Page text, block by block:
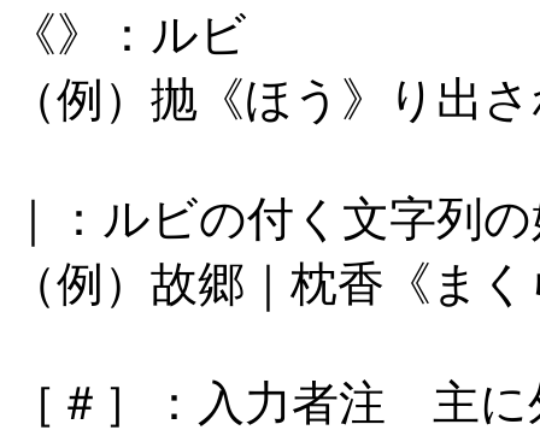
《》：ルビ
（例）抛《ほう》り出
｜：ルビの付く文字列
（例）故郷｜枕香《ま
［＃］：入力者注 主